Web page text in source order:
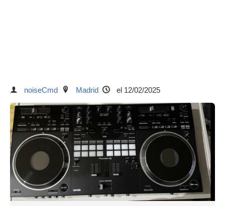
noiseCmd Madrid el 12/02/2025